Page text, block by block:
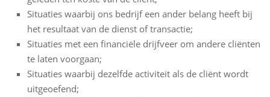
Situaties waarbij ons bedrijf een ander belang heeft bij
het resultaat van de dienst of transactie;
Situaties met een financiële drijfveer om andere cliënten
te laten voorgaan;
Situaties waarbij dezelfde activiteit als de cliënt wordt
uitgeoefend;